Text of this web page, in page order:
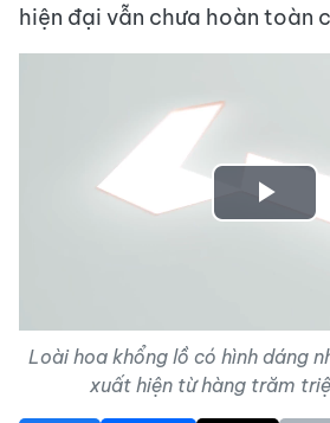
hiện đại vẫn chưa hoàn toàn
Loài hoa khổng lồ có hình dáng
xuất hiện từ hàng trăm